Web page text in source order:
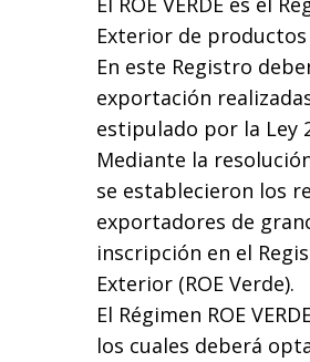
Exterior de
En este Registro
exportación
estipulado por la Ley
Mediante la
se establecieron los
exportadores de
inscripción en el
Exterior (ROE Verde).
El Régimen ROE
los cuales deberá